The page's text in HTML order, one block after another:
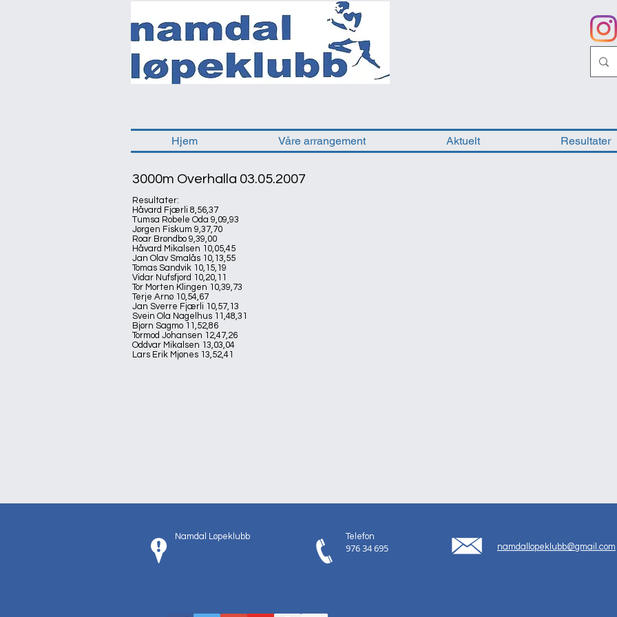
Hjem Våre arrangement Aktuelt Resultater
3000m Overhalla 03.05.2007
Resultater:
Håvard Fjærli 8,56,37
Tumsa Robele Oda 9,09,93
Jørgen Fiskum 9,37,70
Roar Brøndbo 9,39,00
Håvard Mikalsen 10,05,45
Jan Olav Smalås 10,13,55
Tomas Sandvik 10,15,19
Vidar Nufsfjord 10,20,11
Tor Morten Klingen 10,39,73
Terje Arnø 10,54,67
Jan Sverre Fjærli 10,57,13
Svein Ola Nagelhus 11,48,31
Bjørn Sagmo 11,52,86
Tormod Johansen 12,47,26
Oddvar Mikalsen 13,03,04
Lars Erik Mjønes 13,52,41
Namdal Løpeklubb Telefon
976 34 695 namdallopeklubb@gmail.com